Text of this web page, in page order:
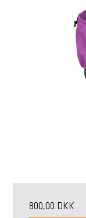
800,00 DKK